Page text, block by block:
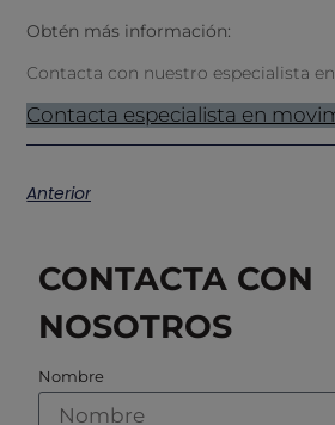
Obtén más información:
Contacta con nuestro especialista
Contacta especialista en
Anterior
CONTACTA CON
NOSOTROS
Nombre